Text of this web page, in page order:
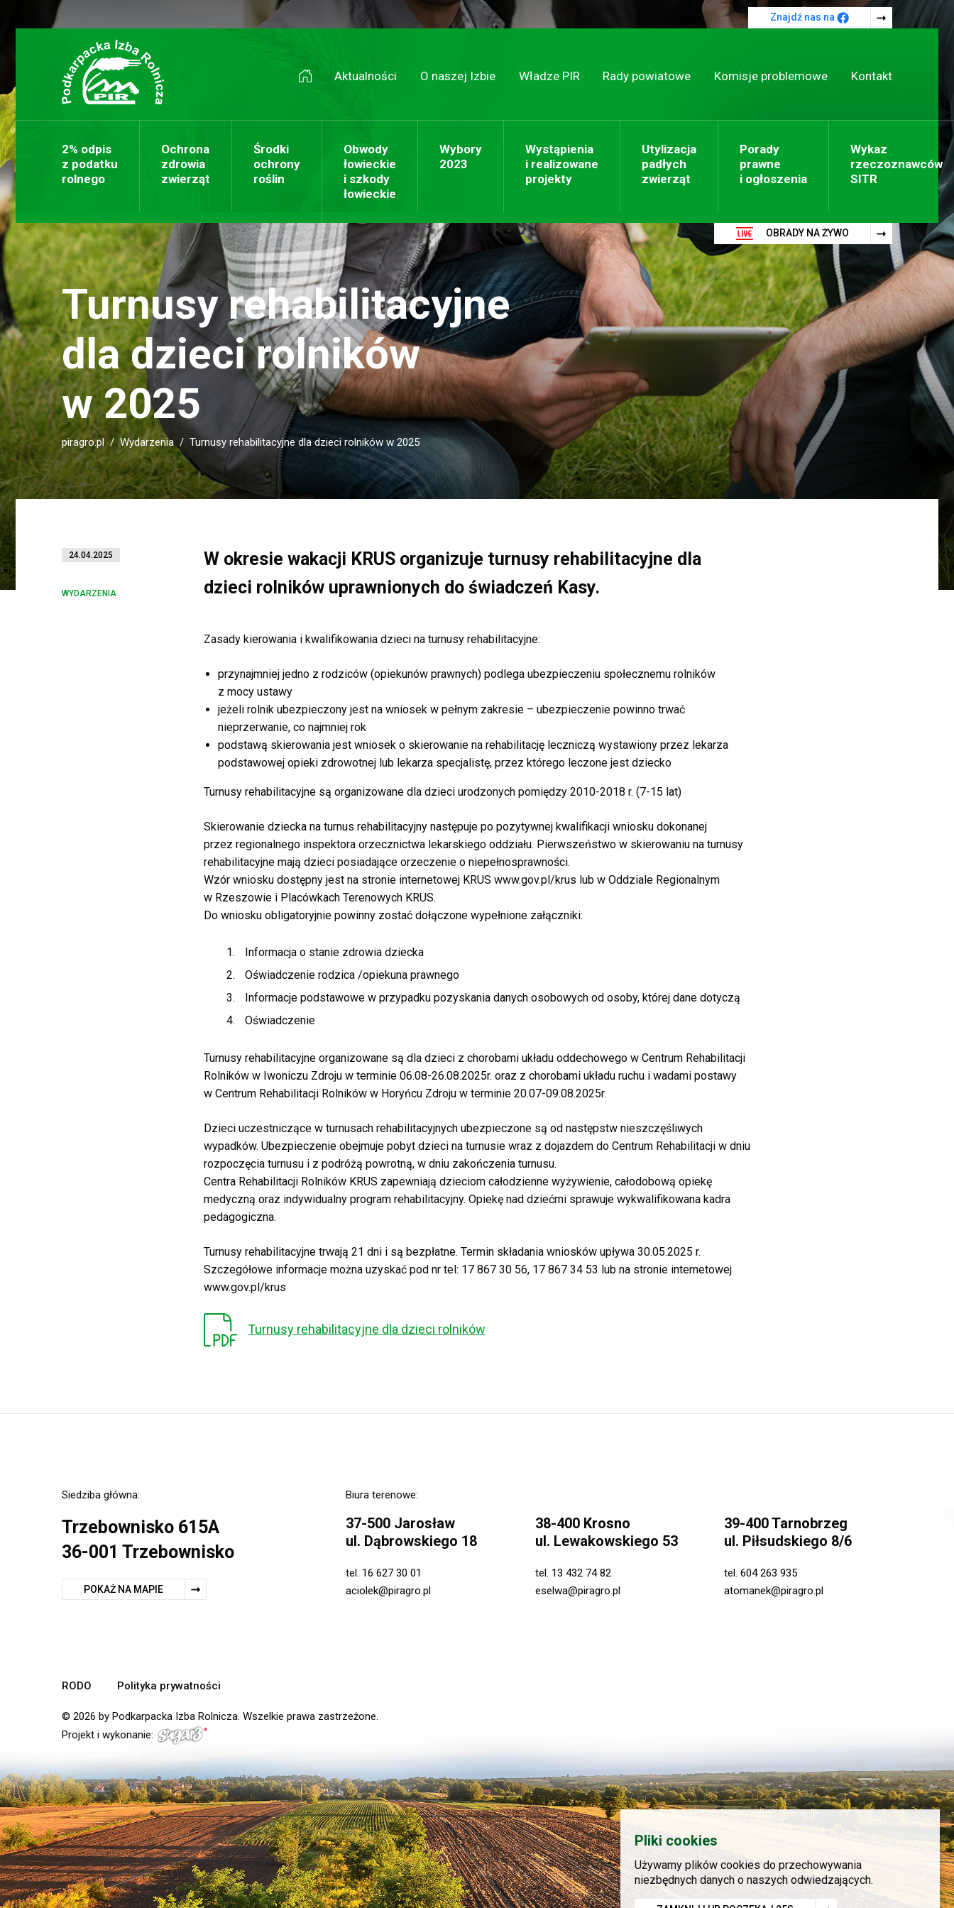
Przejdź do treści
Aktualności O naszej Izbie Władze PIR Rady powiatowe Komisje problemowe Kontakt
2% odpis
z podatku
rolnego
Ochrona
zdrowia
zwierząt
Środki
ochrony
roślin
Obwody
łowieckie
i szkody
łowieckie
Wybory
2023
Wystąpienia
i realizowane
projekty
Utylizacja
padłych
zwierząt
Porady
prawne
i ogłoszenia
Wykaz
rzeczoznawców
SITR
Znajdź nas na
OBRADY NA ŻYWO
Turnusy rehabilitacyjne
dla dzieci rolników
w 2025
piragro.pl Wydarzenia Turnusy rehabilitacyjne dla dzieci rolników w 2025
24.04.2025
WYDARZENIA
W okresie wakacji KRUS organizuje turnusy rehabilitacyjne dla
dzieci rolników uprawnionych do świadczeń Kasy.
Zasady kierowania i kwalifikowania dzieci na turnusy rehabilitacyjne:
przynajmniej jedno z rodziców (opiekunów prawnych) podlega ubezpieczeniu społecznemu rolników
z mocy ustawy
jeżeli rolnik ubezpieczony jest na wniosek w pełnym zakresie – ubezpieczenie powinno trwać
nieprzerwanie, co najmniej rok
podstawą skierowania jest wniosek o skierowanie na rehabilitację leczniczą wystawiony przez lekarza
podstawowej opieki zdrowotnej lub lekarza specjalistę, przez którego leczone jest dziecko
Turnusy rehabilitacyjne są organizowane dla dzieci urodzonych pomiędzy 2010-2018 r. (7-15 lat)
Skierowanie dziecka na turnus rehabilitacyjny następuje po pozytywnej kwalifikacji wniosku dokonanej
przez regionalnego inspektora orzecznictwa lekarskiego oddziału. Pierwszeństwo w skierowaniu na turnusy
rehabilitacyjne mają dzieci posiadające orzeczenie o niepełnosprawności.
Wzór wniosku dostępny jest na stronie internetowej KRUS www.gov.pl/krus lub w Oddziale Regionalnym
w Rzeszowie i Placówkach Terenowych KRUS.
Do wniosku obligatoryjnie powinny zostać dołączone wypełnione załączniki:
Informacja o stanie zdrowia dziecka
Oświadczenie rodzica /opiekuna prawnego
Informacje podstawowe w przypadku pozyskania danych osobowych od osoby, której dane dotyczą
Oświadczenie
Turnusy rehabilitacyjne organizowane są dla dzieci z chorobami układu oddechowego w Centrum Rehabilitacji
Rolników w Iwoniczu Zdroju w terminie 06.08-26.08.2025r. oraz z chorobami układu ruchu i wadami postawy
w Centrum Rehabilitacji Rolników w Horyńcu Zdroju w terminie 20.07-09.08.2025r.
Dzieci uczestniczące w turnusach rehabilitacyjnych ubezpieczone są od następstw nieszczęśliwych
wypadków. Ubezpieczenie obejmuje pobyt dzieci na turnusie wraz z dojazdem do Centrum Rehabilitacji w dniu
rozpoczęcia turnusu i z podróżą powrotną, w dniu zakończenia turnusu.
Centra Rehabilitacji Rolników KRUS zapewniają dzieciom całodzienne wyżywienie, całodobową opiekę
medyczną oraz indywidualny program rehabilitacyjny. Opiekę nad dziećmi sprawuje wykwalifikowana kadra
pedagogiczna.
Turnusy rehabilitacyjne trwają 21 dni i są bezpłatne. Termin składania wniosków upływa 30.05.2025 r.
Szczegółowe informacje można uzyskać pod nr tel: 17 867 30 56, 17 867 34 53 lub na stronie internetowej
www.gov.pl/krus
Turnusy rehabilitacyjne dla dzieci rolników
Siedziba główna:
Trzebownisko 615A
36-001 Trzebownisko
POKAŻ NA MAPIE
Biura terenowe:
37-500 Jarosław
ul. Dąbrowskiego 18
tel. 16 627 30 01
aciolek@piragro.pl
38-400 Krosno
ul. Lewakowskiego 53
tel. 13 432 74 82
eselwa@piragro.pl
39-400 Tarnobrzeg
ul. Piłsudskiego 8/6
tel.604 263 935
atomanek@piragro.pl
RODO Polityka prywatności
© 2026 by Podkarpacka Izba Rolnicza. Wszelkie prawa zastrzeżone.
Projekt i wykonanie:
Pliki cookies
Używamy plików cookies do przechowywania
niezbędnych danych o naszych odwiedzających.